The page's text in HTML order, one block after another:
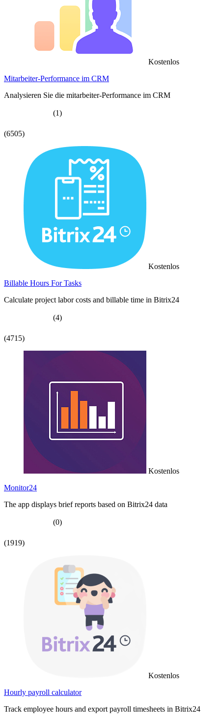
Kostenlos
Mitarbeiter-Performance im CRM
Analysieren Sie die mitarbeiter-Performance im CRM
(1)
(6505)
Kostenlos
Billable Hours For Tasks
Calculate project labor costs and billable time in Bitrix24
(4)
(4715)
Kostenlos
Monitor24
The app displays brief reports based on Bitrix24 data
(0)
(1919)
Kostenlos
Hourly payroll calculator
Track employee hours and export payroll timesheets in Bitrix24